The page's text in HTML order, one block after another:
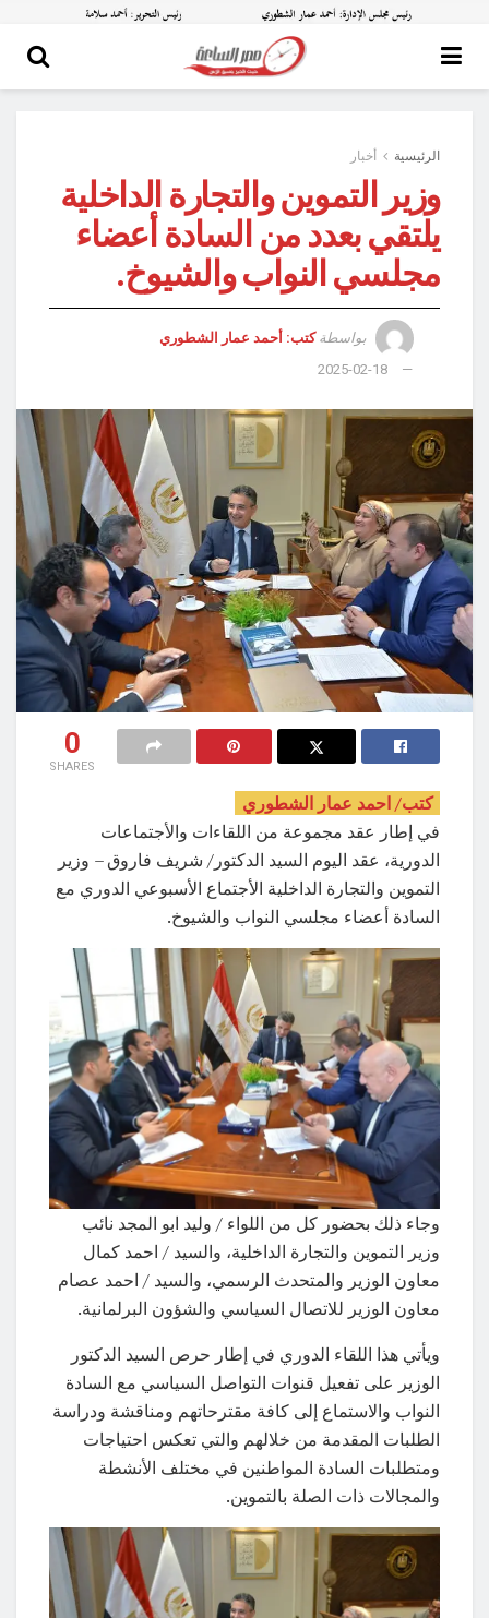
الرئيسية أخبار
وزير التموين والتجارة الداخلية
يلتقي بعدد من السادة أعضاء
مجلسي النواب والشيوخ.
بواسطة كتب: أحمد عمار الشطوري
2025-02-18
0
SHARES
كتب/ احمد عمار الشطوري
في إطار عقد مجموعة من اللقاءات والأجتماعات
الدورية، عقد اليوم السيد الدكتور/ شريف فاروق – وزير
التموين والتجارة الداخلية الأجتماع الأسبوعي الدوري مع
السادة أعضاء مجلسي النواب والشيوخ.
وجاء ذلك بحضور كل من اللواء / وليد ابو المجد نائب
وزير التموين والتجارة الداخلية، والسيد / احمد كمال
معاون الوزير والمتحدث الرسمي، والسيد / احمد عصام
معاون الوزير للاتصال السياسي والشؤون البرلمانية.
ويأتي هذا اللقاء الدوري في إطار حرص السيد الدكتور
الوزير على تفعيل قنوات التواصل السياسي مع السادة
النواب والاستماع إلى كافة مقترحاتهم ومناقشة ودراسة
الطلبات المقدمة من خلالهم والتي تعكس احتياجات
ومتطلبات السادة المواطنين في مختلف الأنشطة
والمجالات ذات الصلة بالتموين.